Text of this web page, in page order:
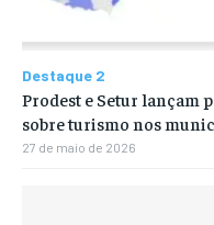
Destaque 2
Prodest e Setur lançam
sobre turismo nos
27 de maio de 2026